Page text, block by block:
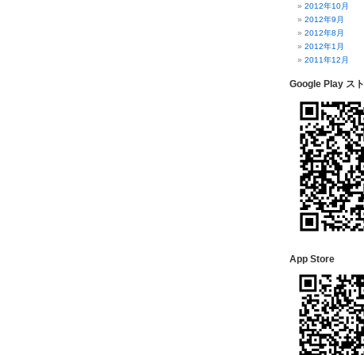
2012年10月
2012年9月
2012年8月
2012年1月
2011年12月
Google Play ス
App Store